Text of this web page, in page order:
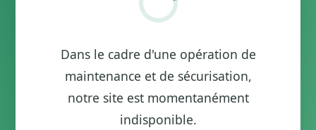
Dans le cadre d'une opération de
maintenance et de sécurisation,
notre site est momentanément
indisponible.